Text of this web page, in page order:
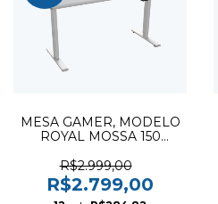
MESA GAMER, MODELO
ROYAL MOSSA 150
EAN.4710483776205 /
4710483776212
R$2.999,00
R$2.799,00